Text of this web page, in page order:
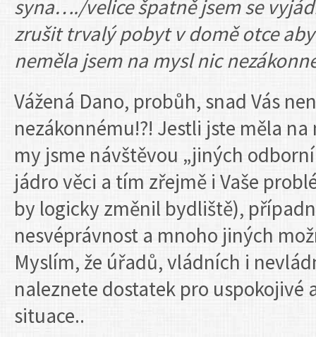
syna…./velice špatně jsem se
zrušit trvalý pobyt v domě otce
neměla jsem na mysl nic
Vážená Dano, probůh, snad Vás
nezákonnému!?! Jestli jste měla
my jsme návštěvou „jiných
jádro věci a tím zřejmě i Vaše
by logicky změnil bydliště),
nesvéprávnost a mnoho jiných
Myslím, že úřadů, vládních i
naleznete dostatek pro uspokojivé
situace..